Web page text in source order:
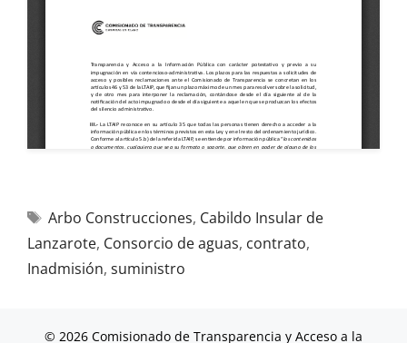
Arbo Construcciones, Cabildo Insular de
Lanzarote, Consorcio de aguas, contrato,
Inadmisión, suministro
© 2026 Comisionado de Transparencia y Acceso a la